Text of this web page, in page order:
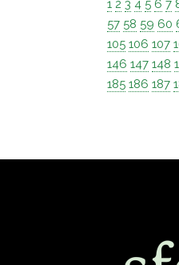
1 2 3 4 5 6 7
57 58 59 60
105 106 107
146 147 148
185 186 187